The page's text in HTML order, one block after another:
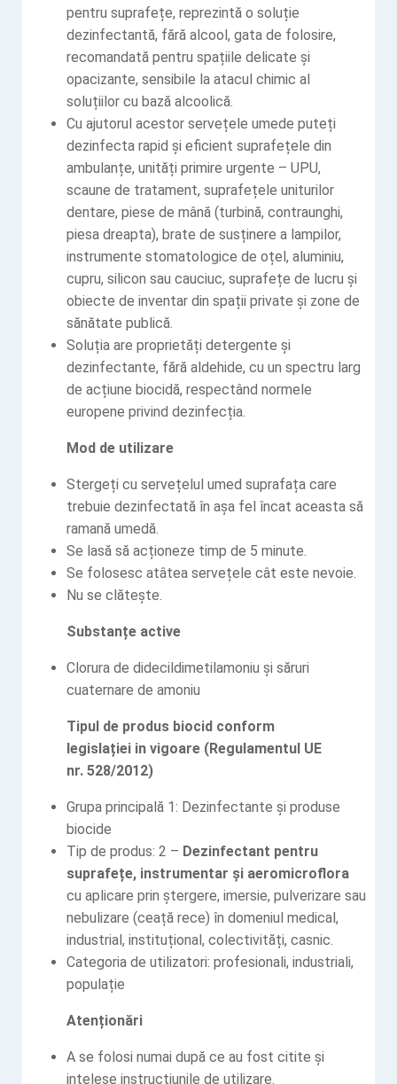
pentru suprafețe, reprezintă o soluție
dezinfectantă, fără alcool, gata de folosire,
recomandată pentru spațiile delicate și
opacizante, sensibile la atacul chimic al
soluțiilor cu bază alcoolică.
Cu ajutorul acestor servețele umede puteți
dezinfecta rapid și eficient suprafețele din
ambulanțe, unități primire urgente – UPU,
scaune de tratament, suprafețele uniturilor
dentare, piese de mână (turbină, contraunghi,
piesa dreapta), brate de susținere a lampilor,
instrumente stomatologice de oțel, aluminiu,
cupru, silicon sau cauciuc, suprafețe de lucru și
obiecte de inventar din spații private și zone de
sănătate publică.
Soluția are proprietăți detergente și
dezinfectante, fără aldehide, cu un spectru larg
de acțiune biocidă, respectând normele
europene privind dezinfecția.
Mod de utilizare
Stergeți cu servețelul umed suprafața care
trebuie dezinfectată în așa fel încat aceasta să
ramană umedă.
Se lasă să acționeze timp de 5 minute.
Se folosesc atâtea servețele cât este nevoie.
Nu se clătește.
Substanțe active
Clorura de didecildimetilamoniu și săruri
cuaternare de amoniu
Tipul de produs biocid conform
legislației in vigoare (Regulamentul UE
nr. 528/2012)
Grupa principală 1: Dezinfectante şi produse
biocide
Tip de produs: 2 – Dezinfectant pentru
suprafețe, instrumentar și aeromicroflora
cu aplicare prin ștergere, imersie, pulverizare sau
nebulizare (ceață rece) în domeniul medical,
industrial, instituțional, colectivități, casnic.
Categoria de utilizatori: profesionali, industriali,
populație
Atenționări
A se folosi numai după ce au fost citite și
intelese instrucțiunile de utilizare.